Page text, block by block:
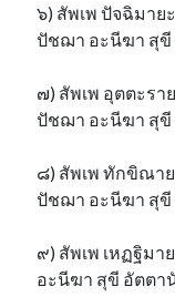
๖) สัพเพ ปัจฉิมาย
ปัชฌา อะนีฆา สุขี
๗) สัพเพ อุตตะรา
ปัชฌา อะนีฆา สุขี
๘) สัพเพ ทักขิณาย
ปัชฌา อะนีฆา สุขี
๙) สัพเพ เหฏฐิมา
อะนีฆา สุขี อัตตา